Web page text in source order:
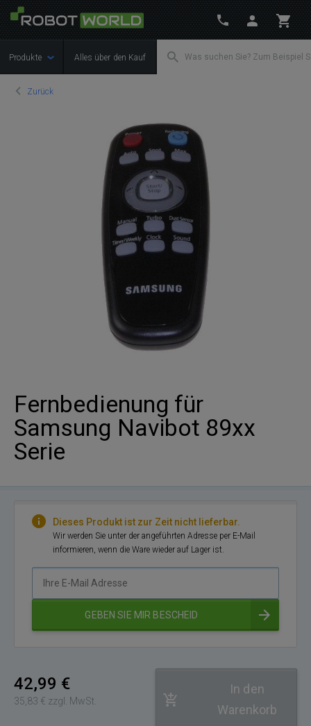
Produkte Alles über den Kauf
Zurück
Fernbedienung für
Samsung Navibot 89xx
Serie
Dieses Produkt ist zur Zeit nicht lieferbar.
Wir werden Sie unter der angeführten Adresse per E-Mail
informieren, wenn die Ware wieder auf Lager ist.
GEBEN SIE MIR BESCHEID
42,99 €
35,83 € zzgl. MwSt.
In den
Warenkorb